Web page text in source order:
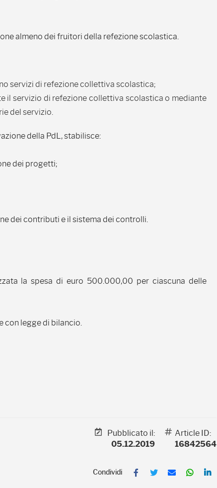
almeno dei fruitori della refezione scolastica.
servizi di refezione collettiva scolastica;
il servizio di refezione collettiva scolastica o mediante
del servizio.
della PdL, stabilisce:
dei progetti;
dei contributi e il sistema dei controlli.
la spesa di euro 500.000,00 per ciascuna delle
con legge di bilancio.
Pubblicato il:
05.12.2019
Article ID:
16842564
w
m
W